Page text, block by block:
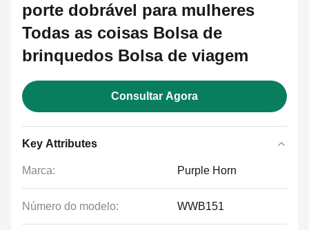
porte dobrável para mulheres
Todas as coisas Bolsa de
brinquedos Bolsa de viagem
Consultar Agora
Key Attributes
Marca: Purple Horn
Número do modelo: WWB151